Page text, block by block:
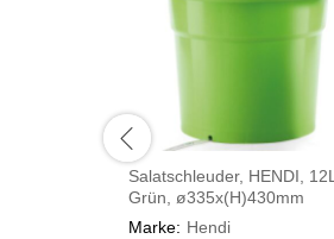
Salatschleuder, HENDI, 12L,
Grün, ø335x(H)430mm
Marke: Hendi